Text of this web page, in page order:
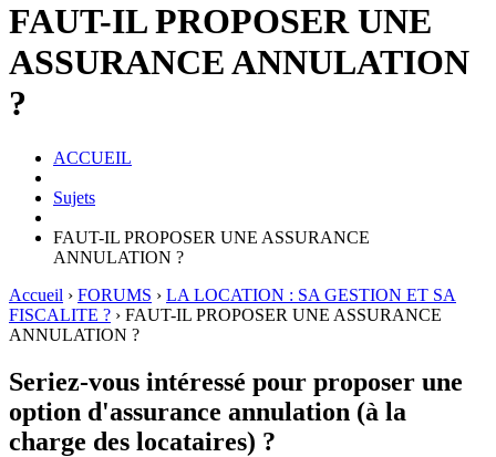
FAUT-IL PROPOSER UNE
ASSURANCE ANNULATION
?
ACCUEIL
Sujets
FAUT-IL PROPOSER UNE ASSURANCE
ANNULATION ?
Accueil › FORUMS › LA LOCATION : SA GESTION ET SA
FISCALITE ? › FAUT-IL PROPOSER UNE ASSURANCE
ANNULATION ?
Seriez-vous intéressé pour proposer une
option d'assurance annulation (à la
charge des locataires) ?